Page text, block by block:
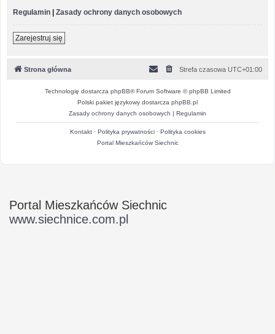
Regulamin | Zasady ochrony danych osobowych
Zarejestruj się
Strona główna Strefa czasowa UTC+01:00
Technologię dostarcza phpBB® Forum Software © phpBB Limited
Polski pakiet językowy dostarcza phpBB.pl
Zasady ochrony danych osobowych | Regulamin
Kontakt· Polityka prywatności· Polityka cookies
Portal Mieszkańców Siechnic
Portal Mieszkańców Siechnic
www.siechnice.com.pl